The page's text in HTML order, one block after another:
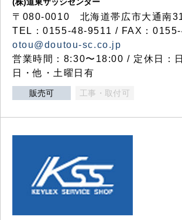
〒080-0010 北海道帯広市大通南
TEL：0155-48-9511 / FAX：
otou@doutou-sc.co.jp
営業時間：8:30〜18:00 / 定休日：
日・他・土曜日有
販売可 工事・取付可